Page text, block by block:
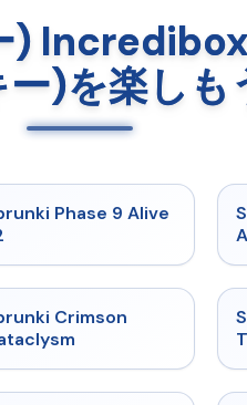
)を楽しも
★ 4.6
Phase 9 Alive
Crimson